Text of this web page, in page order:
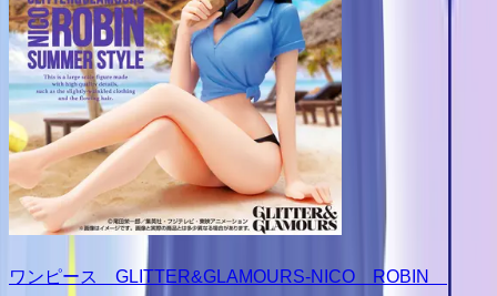
ワンピース GLITTER&GLAMOURS-NICO ROBIN